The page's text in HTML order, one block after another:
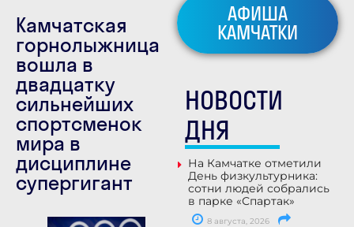
Камчатская
горнолыжница
вошла в
двадцатку
сильнейших
спортсменок
мира в
дисциплине
супергигант
АФИША
КАМЧАТКИ
НОВОСТИ
ДНЯ
На Камчатке отметили
День физкультурника:
сотни людей собрались
в парке «Спартак»
8 августа, 2026